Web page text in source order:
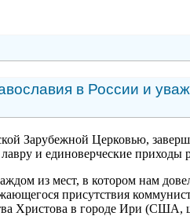
в России и
Зарубежной Церковью,
и единоверческие приходы
из мест, в котором нам
присутствия
Христова в городе Ири (США,